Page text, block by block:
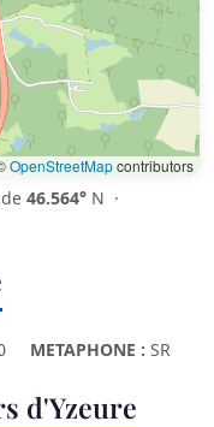
OpenStreetMapcontributors
46.564° N ·
METAPHONE : SR
d'Yzeure